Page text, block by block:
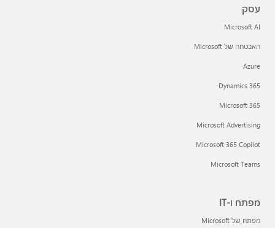
עסק
Microsoft AI
האבטחה של Microsoft
Azure
Dynamics 365
Microsoft 365
Microsoft Advertising
Microsoft 365 Copilot
Microsoft Teams
מפתח ו-IT
מפתח של Microsoft